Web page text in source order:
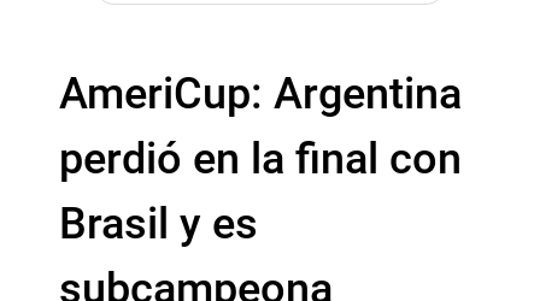
AmeriCup: Argentina
perdió en la final con
Brasil y es
subcampeona